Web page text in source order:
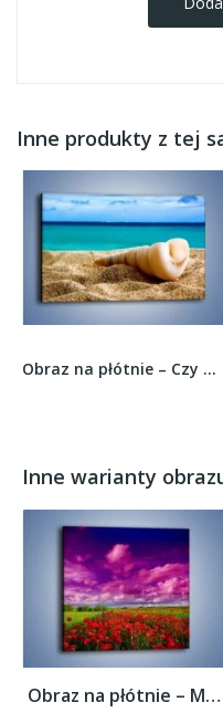
Inne produkty z tej
Obraz na płótnie – Czy uda się zobaczyć ślimaka...
Inne warianty
Obraz na płótnie – Maki nad fioletowymi...